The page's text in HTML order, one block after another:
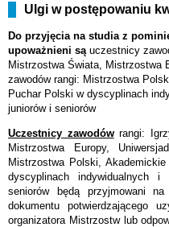
Ulgi w postępowaniu
Do przyjęcia na studia z
upoważnieni są uczestnicy
Mistrzostwa Świata, Mistrzostwa
zawodów rangi: Mistrzostwa
Puchar Polski w dyscyplinach
juniorów i seniorów
Uczestnicy zawodówrangi:
Mistrzostwa Europy,
Mistrzostwa Polski,
dyscyplinach indywidualnych
seniorów będą przyjmowani
dokumentu potwierdzającego
organizatora Mistrzostw lub